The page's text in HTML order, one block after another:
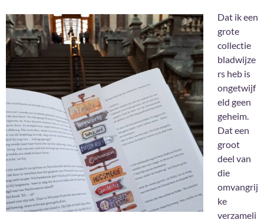
Dat ik een
grote
collectie
bladwijze
rs heb is
ongetwijf
eld geen
geheim.
Dat een
groot
deel van
die
omvangrij
ke
verzameli